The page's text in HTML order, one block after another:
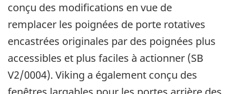
conçu des modifications en vue de
remplacer les poignées de porte rotatives
encastrées originales par des poignées plus
accessibles et plus faciles à actionner (SB
V2/0004). Viking a également conçu des